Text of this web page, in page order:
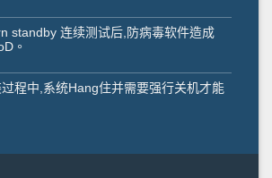
standby 连续测试后,防病毒软件造成
。
程中,系统Hang住并需要强行关机才能